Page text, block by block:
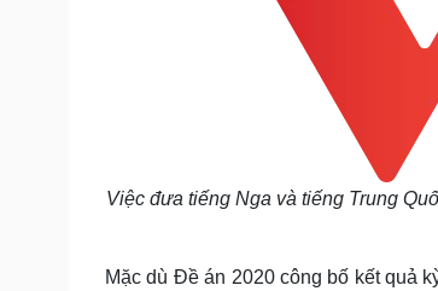
Việc đưa tiếng Nga và tiếng Trung
Mặc dù Đề án 2020 công bố kết quả